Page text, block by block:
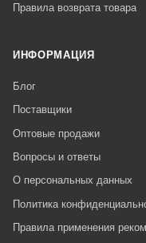
Правила возврата товара
ИНФОРМАЦИЯ
Блог
Поставщики
Оптовые продажи
Вопросы и ответы
О персональных данных
Политика
Правила применения